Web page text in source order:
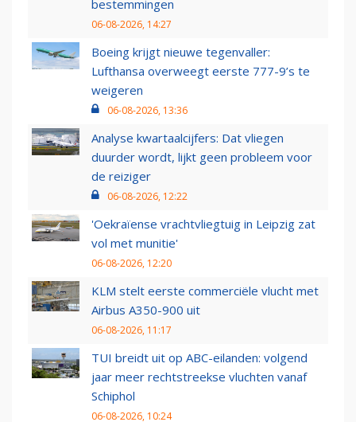
bestemmingen
06-08-2026, 14:27
Boeing krijgt nieuwe tegenvaller:
Lufthansa overweegt eerste 777-9’s te
weigeren
06-08-2026, 13:36
Analyse kwartaalcijfers: Dat vliegen
duurder wordt, lijkt geen probleem voor
de reiziger
06-08-2026, 12:22
'Oekraïense vrachtvliegtuig in Leipzig zat
vol met munitie'
06-08-2026, 12:20
KLM stelt eerste commerciële vlucht met
Airbus A350-900 uit
06-08-2026, 11:17
TUI breidt uit op ABC-eilanden: volgend
jaar meer rechtstreekse vluchten vanaf
Schiphol
06-08-2026, 10:24